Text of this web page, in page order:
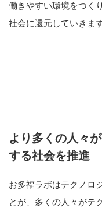
働きやすい環境をつく
社会に還元していきます
より多くの人々
する社会を推進
お多福ラボはテクノロ
とが、多くの人々がテ